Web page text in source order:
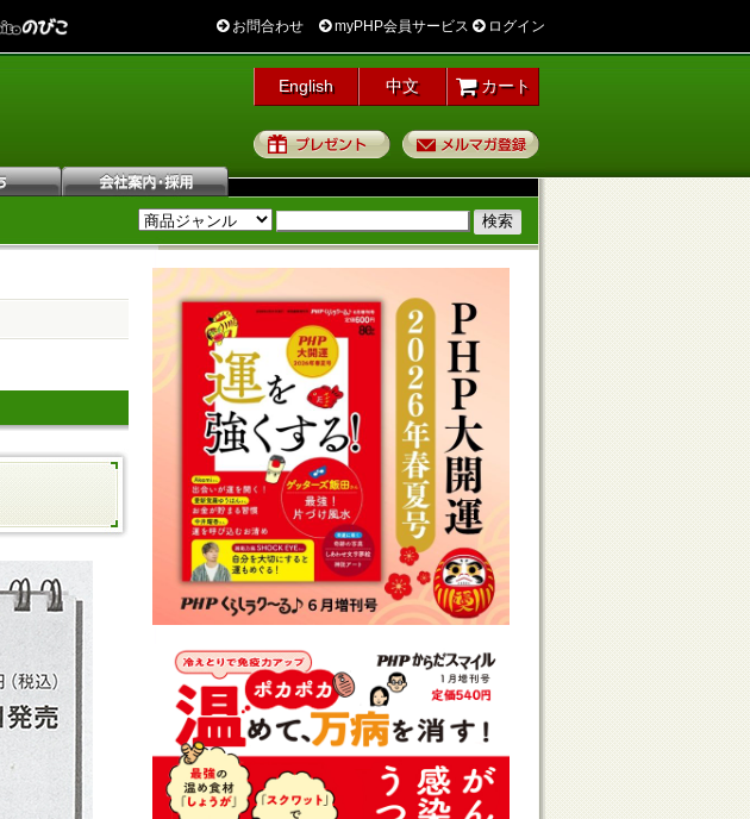
お問合わせ myPHP会員サービス ログイン
English 中文 カート
プレゼント